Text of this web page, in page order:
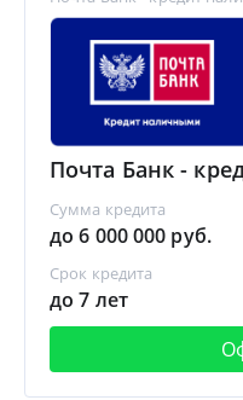
Почта Банк -
Сумма кредита
до 6 000 000 руб.
Срок кредита
до 7 лет